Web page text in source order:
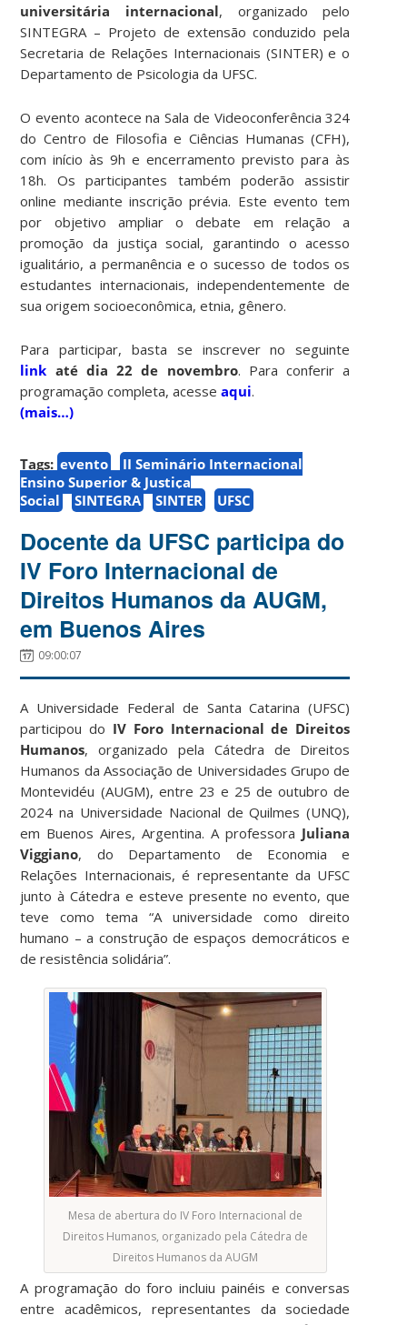
universitária internacional, organizado pelo
SINTEGRA – Projeto de extensão conduzido pela
Secretaria de Relações Internacionais (SINTER) e o
Departamento de Psicologia da UFSC.
O evento acontece na Sala de Videoconferência 324
do Centro de Filosofia e Ciências Humanas (CFH),
com início às 9h e encerramento previsto para às
18h. Os participantes também poderão assistir
online mediante inscrição prévia. Este evento tem
por objetivo ampliar o debate em relação a
promoção da justiça social, garantindo o acesso
igualitário, a permanência e o sucesso de todos os
estudantes internacionais, independentemente de
sua origem socioeconômica, etnia, gênero.
Para participar, basta se inscrever no seguinte
link até dia 22 de novembro. Para conferir a
programação completa, acesseaqui.
(mais…)
Tags: evento
II Seminário Internacional
Ensino Superior & Justiça
Social
SINTEGRA SINTER UFSC
Docente da UFSC participa do
IV Foro Internacional de
Direitos Humanos da AUGM,
em Buenos Aires
09:00:07
A Universidade Federal de Santa Catarina (UFSC)
participou do IV Foro Internacional de Direitos
Humanos, organizado pela Cátedra de Direitos
Humanos da Associação de Universidades Grupo de
Montevidéu (AUGM), entre 23 e 25 de outubro de
2024 na Universidade Nacional de Quilmes (UNQ),
em Buenos Aires, Argentina. A professora Juliana
Viggiano, do Departamento de Economia e
Relações Internacionais, é representante da UFSC
junto à Cátedra e esteve presente no evento, que
teve como tema “A universidade como direito
humano – a construção de espaços democráticos e
de resistência solidária”.
Mesa de abertura do IV Foro Internacional de
Direitos Humanos, organizado pela Cátedra de
Direitos Humanos da AUGM
A programação do foro incluiu painéis e conversas
entre acadêmicos, representantes da sociedade